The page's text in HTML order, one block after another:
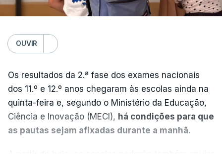
OUVIR
Os resultados da 2.ª fase dos exames nacionais
dos 11.º e 12.º anos chegaram às escolas ainda na
quinta-feira e, segundo o Ministério da Educação,
Ciência e Inovação (MECI), há condições para que
as pautas sejam afixadas durante a manhã.